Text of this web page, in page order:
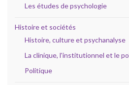
Les études de psychologie
Histoire et sociétés
Histoire, culture et psychanalyse
La clinique, l'institutionnel et le
Politique